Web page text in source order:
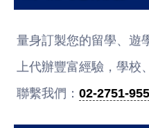
量身訂製您的留學、遊
上代辦豐富經驗，學校
聯繫我們：02-2751-